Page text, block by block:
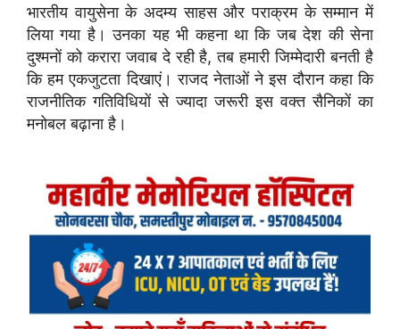
भारतीय वायुसेना के अदम्य साहस और पराक्रम के सम्मान में
लिया गया है। उनका यह भी कहना था कि जब देश की सेना
दुश्मनों को करारा जवाब दे रही है, तब हमारी जिम्मेदारी बनती है
कि हम एकजुटता दिखाएं। राजद नेताओं ने इस दौरान कहा कि
राजनीतिक गतिविधियों से ज्यादा जरूरी इस वक्त सैनिकों का
मनोबल बढ़ाना है।